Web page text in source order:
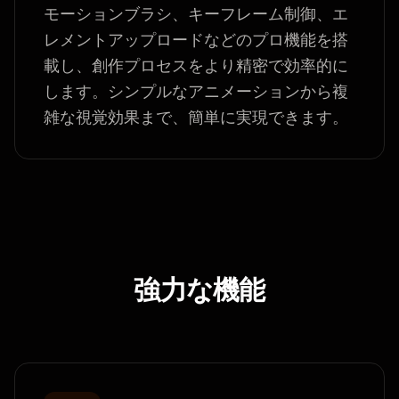
モーションブラシ、キーフレーム制御、エ
レメントアップロードなどのプロ機能を搭
載し、創作プロセスをより精密で効率的に
します。シンプルなアニメーションから複
雑な視覚効果まで、簡単に実現できます。
強力な機能